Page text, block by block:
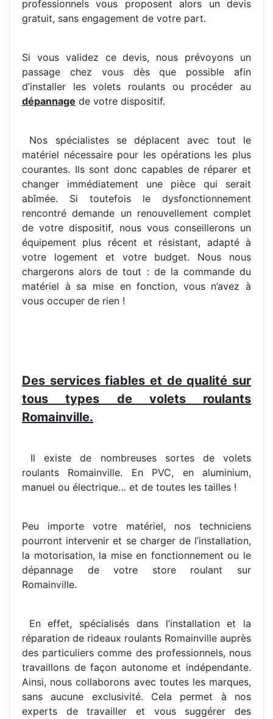
professionnels vous proposent alors un devis
gratuit, sans engagement de votre part.
Si vous validez ce devis, nous prévoyons un
passage chez vous dès que possible afin
d’installer les volets roulants ou procéder au
dépannage de votre dispositif.
Nos spécialistes se déplacent avec tout le
matériel nécessaire pour les opérations les plus
courantes. Ils sont donc capables de réparer et
changer immédiatement une pièce qui serait
abîmée. Si toutefois le dysfonctionnement
rencontré demande un renouvellement complet
de votre dispositif, nous vous conseillerons un
équipement plus récent et résistant, adapté à
votre logement et votre budget. Nous nous
chargerons alors de tout : de la commande du
matériel à sa mise en fonction, vous n’avez à
vous occuper de rien !
Des services fiables et de qualité sur
tous types de volets roulants
Romainville.
Il existe de nombreuses sortes de volets
roulants Romainville. En PVC, en aluminium,
manuel ou électrique… et de toutes les tailles !
Peu importe votre matériel, nos techniciens
pourront intervenir et se charger de l’installation,
la motorisation, la mise en fonctionnement ou le
dépannage de votre store roulant sur
Romainville.
En effet, spécialisés dans l’installation et la
réparation de rideaux roulants Romainville auprès
des particuliers comme des professionnels, nous
travaillons de façon autonome et indépendante.
Ainsi, nous collaborons avec toutes les marques,
sans aucune exclusivité. Cela permet à nos
experts de travailler et vous suggérer des